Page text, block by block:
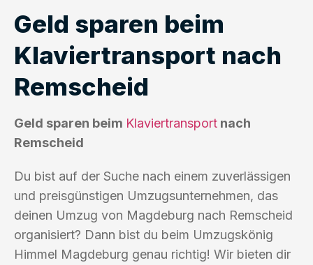
Geld sparen beim
Klaviertransport nach
Remscheid
Geld sparen beim Klaviertransport nach
Remscheid
Du bist auf der Suche nach einem zuverlässigen
und preisgünstigen Umzugsunternehmen, das
deinen Umzug von Magdeburg nach Remscheid
organisiert? Dann bist du beim Umzugskönig
Himmel Magdeburg genau richtig! Wir bieten dir